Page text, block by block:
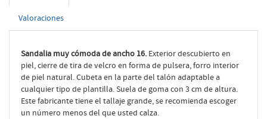
Valoraciones
Sandalia muy cómoda de ancho 16. Exterior descubierto en
piel, cierre de tira de velcro en forma de pulsera, forro interior
de piel natural. Cubeta en la parte del talón adaptable a
cualquier tipo de plantilla. Suela de goma con 3 cm de altura.
Este fabricante tiene el tallaje grande, se recomienda escoger
un número menos del que usted calza.